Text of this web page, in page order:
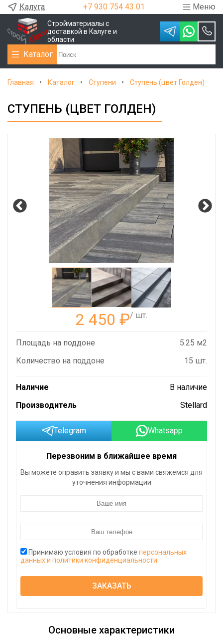
Калуга +7 930 754 43 01 Меню
Стройматериалы с
доставкой в Калуге и
области
Каталог
Главная Каталог Ступени Ступень (цвет Голден)
СТУПЕНЬ (ЦВЕТ ГОЛДЕН)
2 450 ₽/ шт.
Площадь на поддоне
5.25 м2
Количество на поддоне
15 шт.
Наличие
В наличие
Производитель
Stellard
Telegram Whatsapp
Перезвоним в ближайшее время
Вы можете оправить заявку и мы с вами свяжемся для
уточнения информации
Принимаю условия по обработке персональных
данных и политики конфиденциальности
ЗАКАЗАТЬ
Основные характеристики